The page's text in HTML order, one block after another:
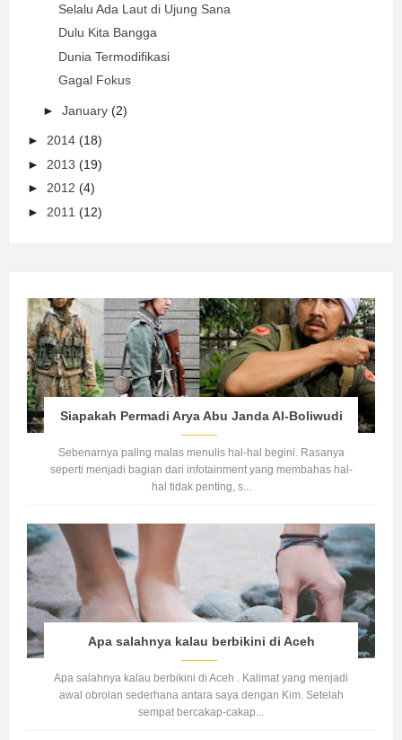
Selalu Ada Laut di Ujung Sana
Dulu Kita Bangga
Dunia Termodifikasi
Gagal Fokus
► January (2)
► 2014 (18)
► 2013 (19)
► 2012 (4)
► 2011 (12)
Siapakah Permadi Arya Abu Janda Al-Boliwudi
Sebenarnya paling malas menulis hal-hal begini. Rasanya
seperti menjadi bagian dari infotainment yang membahas hal-
hal tidak penting, s...
Apa salahnya kalau berbikini di Aceh
Apa salahnya kalau berbikini di Aceh . Kalimat yang menjadi
awal obrolan sederhana antara saya dengan Kim. Setelah
sempat bercakap-cakap...